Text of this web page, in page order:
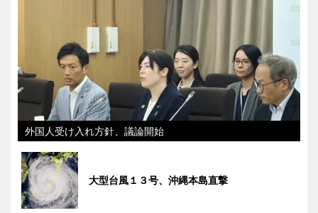
外国人受け入れ方針、議論開始
大型台風１３号、沖縄本島直撃